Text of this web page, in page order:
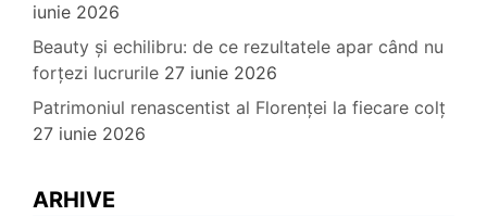
iunie 2026
Beauty și echilibru: de ce rezultatele apar când nu
forțezi lucrurile 27 iunie 2026
Patrimoniul renascentist al Florenței la fiecare colț
27 iunie 2026
ARHIVE